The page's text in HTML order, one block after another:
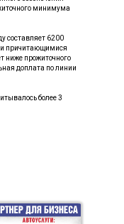
минимума
составляет 6200
причитающимися
ниже прожиточного
доплата по линии
более 3